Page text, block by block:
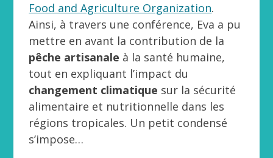
Food and Agriculture Organization.
Ainsi, à travers une conférence, Eva a pu
mettre en avant la contribution de la
pêche artisanale à la santé humaine,
tout en expliquant l’impact du
changement climatique sur la sécurité
alimentaire et nutritionnelle dans les
régions tropicales. Un petit condensé
s’impose…